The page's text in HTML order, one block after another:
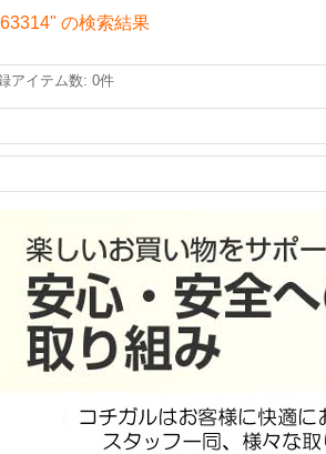
の検索結果
アイテム数: 0件